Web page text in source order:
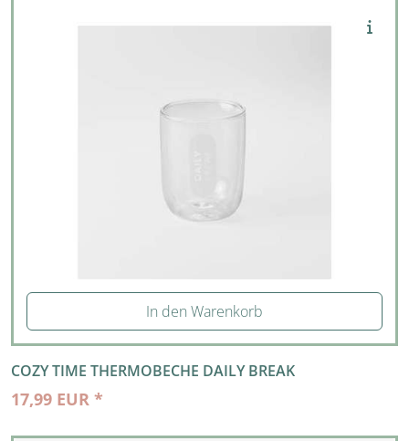
In den Warenkorb
COZY TIME THERMOBECHE DAILY BREAK
17,99 EUR *